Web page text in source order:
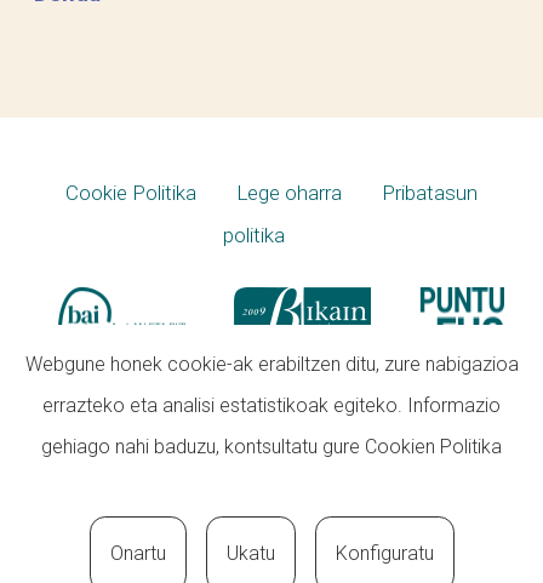
Cookie Politika Lege oharra
Pribatasun
politika
Webgune honek cookie-ak erabiltzen ditu, zure nabigazioa
errazteko eta analisi estatistikoak egiteko. Informazio
gehiago nahi baduzu, kontsultatu gure Cookien Politika
Onartu Ukatu Konfiguratu